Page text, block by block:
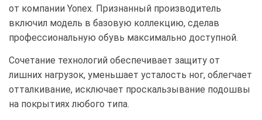
от компании Yonex. Признанный производитель
включил модель в базовую коллекцию, сделав
профессиональную обувь максимально доступной.
Сочетание технологий обеспечивает защиту от
лишних нагрузок, уменьшает усталость ног, облегчает
отталкивание, исключает проскальзывание подошвы
на покрытиях любого типа.